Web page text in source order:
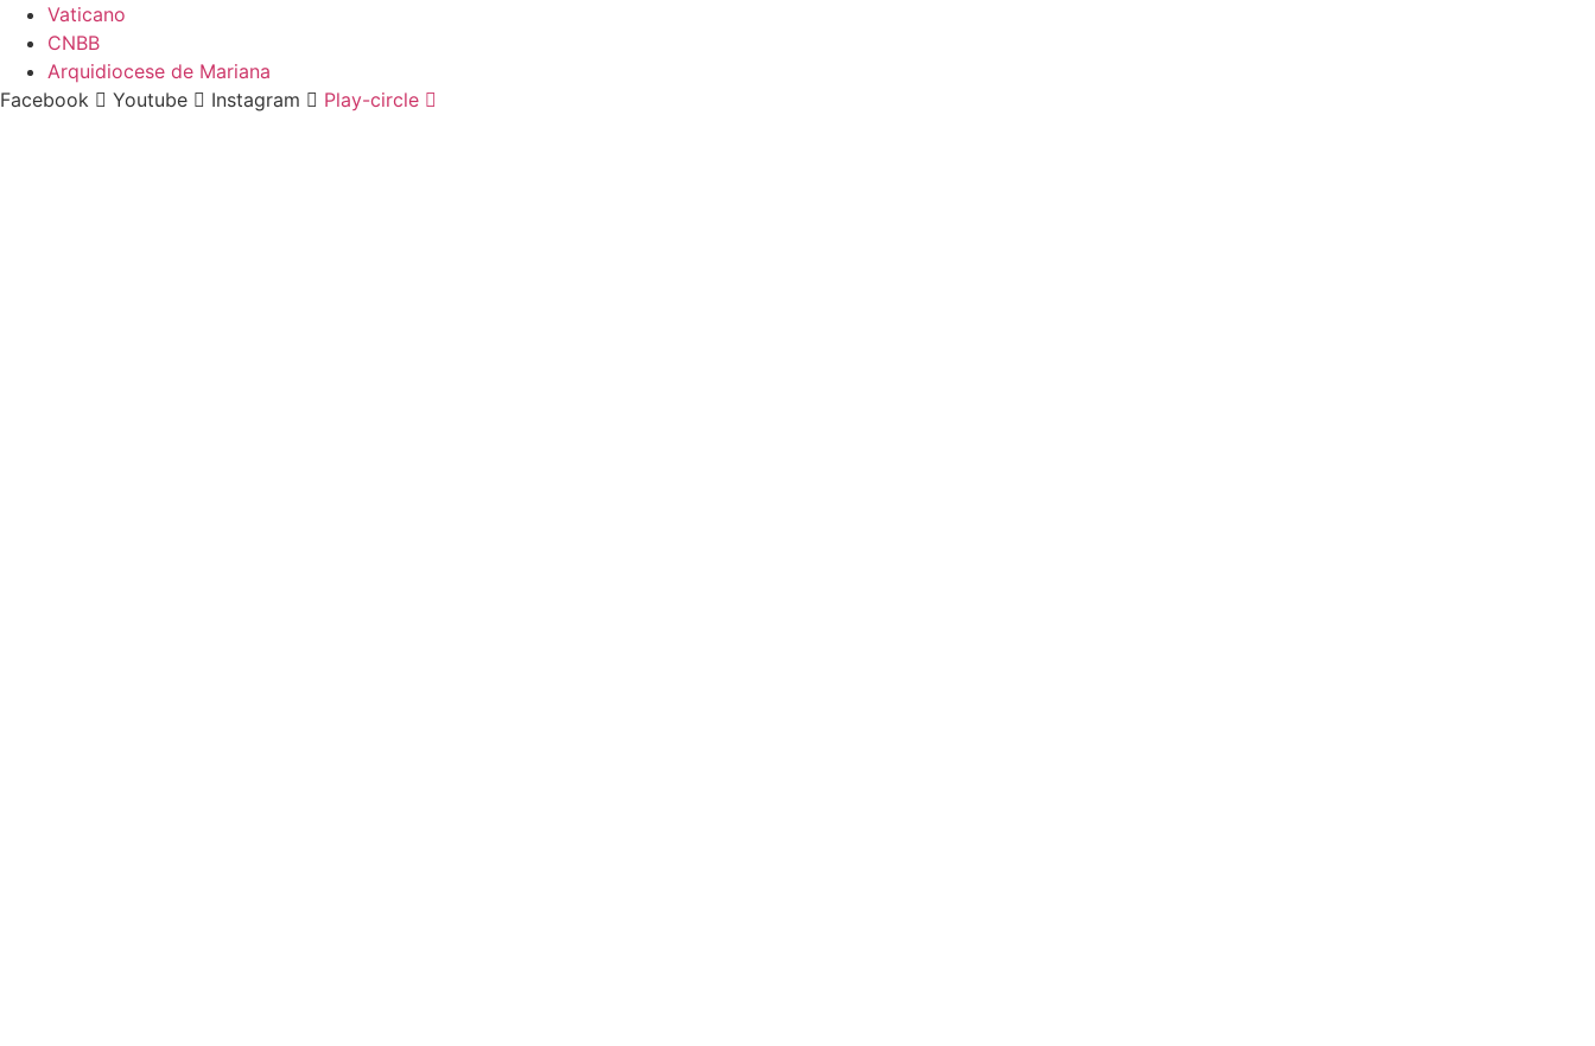
para
conteúdo
Vaticano
CNBB
Arquidiocese de Mariana
Facebook
Youtube Instagram Play-circle